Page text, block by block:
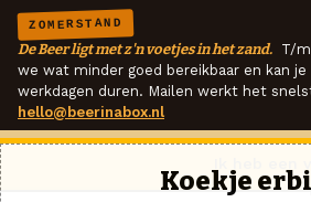
ZOMERSTAND
De Beer ligt met z'n voetjes in het zand. T/
we wat minder goed bereikbaar en kan
werkdagen duren. Mailen werkt het
hello@beerinabox.nl
Koekje